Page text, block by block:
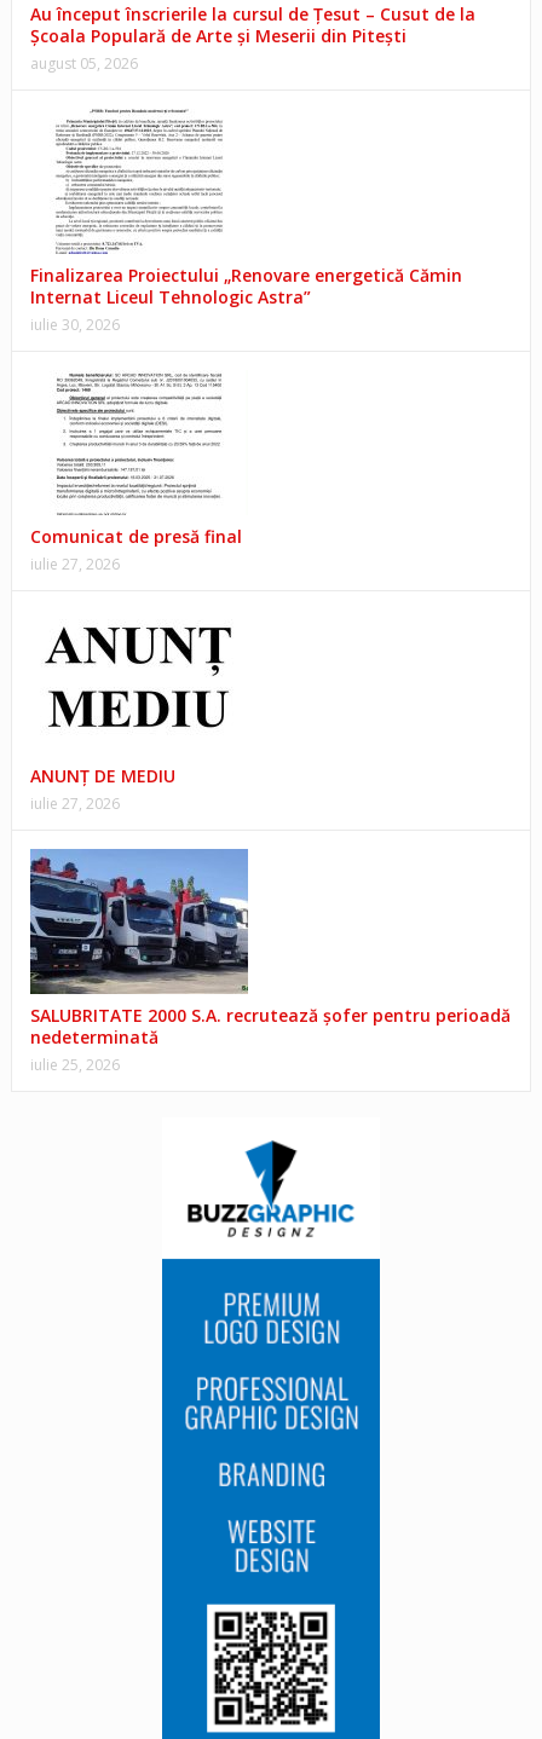
Au început înscrierile la cursul de Țesut – Cusut de la
Școala Populară de Arte și Meserii din Pitești
august 05, 2026
Finalizarea Proiectului „Renovare energetică Cămin
Internat Liceul Tehnologic Astra”
iulie 30, 2026
Comunicat de presă final
iulie 27, 2026
ANUNŢ DE MEDIU
iulie 27, 2026
SALUBRITATE 2000 S.A. recrutează șofer pentru perioadă
nedeterminată
iulie 25, 2026